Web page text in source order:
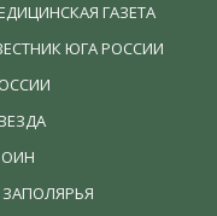
ГАЗЕТА
ЮГА РОССИИ